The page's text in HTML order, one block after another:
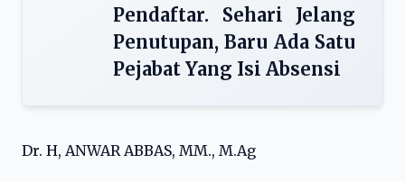
Pendaftar. Sehari Jelang
Penutupan, Baru Ada Satu
Pejabat Yang Isi Absensi
​Dr. H, ANWAR ABBAS, MM., M.Ag